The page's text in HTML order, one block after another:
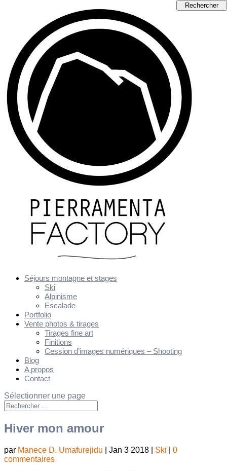
Séjours montagne et stages
Ski
Alpinisme
Escalade
Portfolio
Vente photos & tirages
Tirages fine art
Finitions
Cession d’images numériques – Shooting
Blog
A propos
Contact
Sélectionner une page
Hiver mon amour
par Manece D. Umafurejidu Jan 3 2018 Ski
0
commentaires